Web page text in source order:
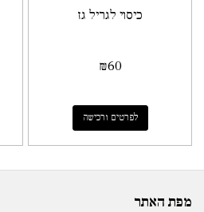
כיסוי לגריל גז
₪60
לפרטים ורכישה
מפת האתר